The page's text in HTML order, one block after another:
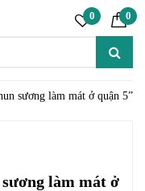
0 0
sương làm mát ở quận 5”
làm mát ở